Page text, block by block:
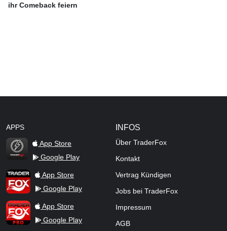
ihr Comeback feiern
APPS
TraderFox Flash
App Store
Google Play
TraderFox AppApp Store
Google Play
TraderFox ProApp Store
Google Play
INFOS
Über TraderFox
Kontakt
Vertrag Kündigen
Jobs bei TraderFox
Impressum
AGB